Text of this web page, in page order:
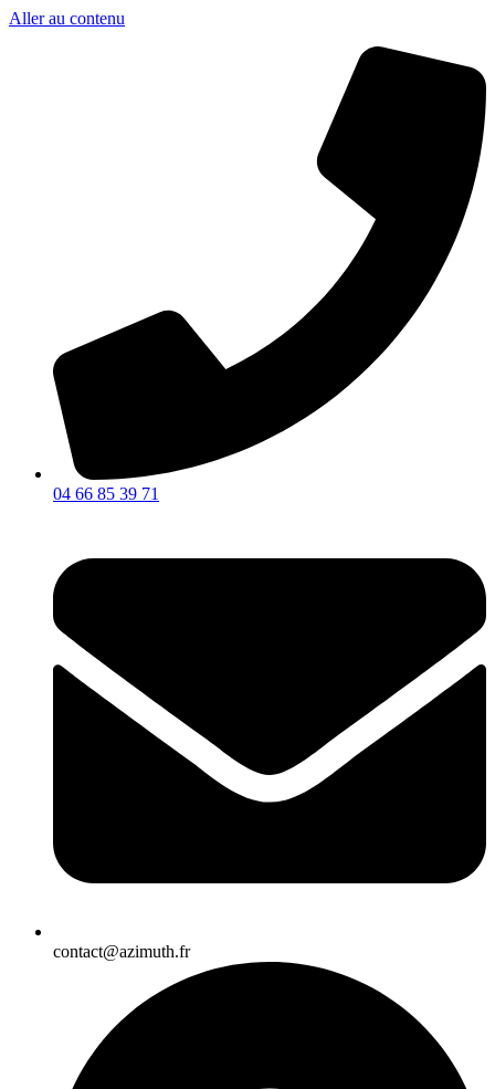
Aller au contenu
04 66 85 39 71
contact@azimuth.fr